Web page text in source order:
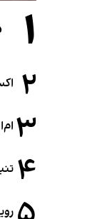
۱
۲
۳
۴